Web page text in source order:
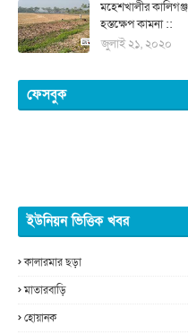
মহেশখালীর কালিগঞ্জ
হস্তক্ষেপ কামনা ::
জুলাই ২১, ২০২০
ফেসবুক
ইউনিয়ন ভিত্তিক খবর
কালারমার ছড়া
মাতারবাড়ি
হোয়ানক